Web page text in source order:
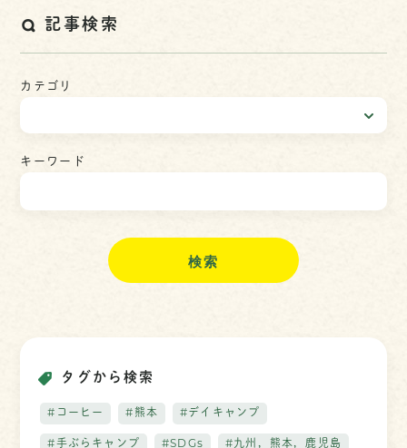
記事検索
カテゴリ
キーワード
検
タグから検索
#コーヒー #熊本 #デイキャンプ
#手ぶらキャンプ #SDGs #九州，熊本，鹿児島